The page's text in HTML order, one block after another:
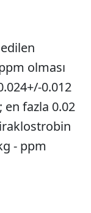
olması
0.012
fazla 0.02
- ppm